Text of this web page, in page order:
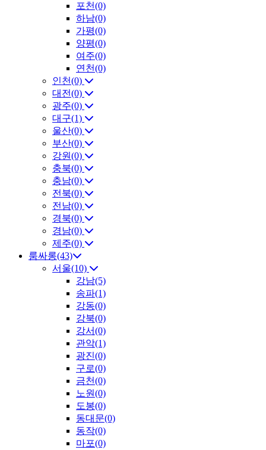
포천(0)
하남(0)
가평(0)
양평(0)
여주(0)
연천(0)
인천(0)
대전(0)
광주(0)
대구(1)
울산(0)
부산(0)
강원(0)
충북(0)
충남(0)
전북(0)
전남(0)
경북(0)
경남(0)
제주(0)
룸싸롱(43)
서울(10)
강남(5)
송파(1)
강동(0)
강북(0)
강서(0)
관악(1)
광진(0)
구로(0)
금천(0)
노원(0)
도봉(0)
동대문(0)
동작(0)
마포(0)